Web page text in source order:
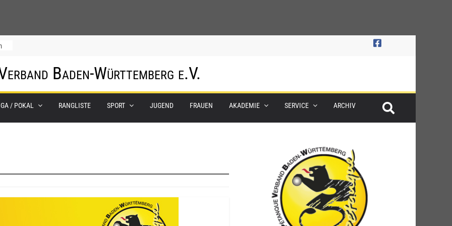
Baden-Württemberg e.V.
/ POKAL RANGLISTE SPORT JUGEND FRAUEN AKADEMIE SERVICE ARCHIV